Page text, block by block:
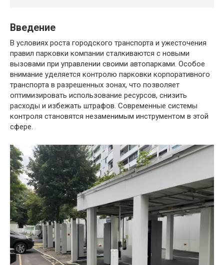
Введение
В условиях роста городского транспорта и ужесточения
правил парковки компании сталкиваются с новыми
вызовами при управлении своими автопарками. Особое
внимание уделяется контролю парковки корпоративного
транспорта в разрешенных зонах, что позволяет
оптимизировать использование ресурсов, снизить
расходы и избежать штрафов. Современные системы
контроля становятся незаменимым инструментом в этой
сфере.